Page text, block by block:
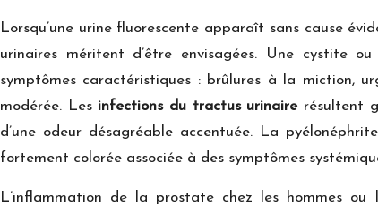
Lorsqu’une urine fluorescente apparaît sans cause
urinaires méritent d’être envisagées. Une cystite
symptômes caractéristiques : brûlures à la miction,
modérée. Les infections du tractus urinaire résultent
d’une odeur désagréable accentuée. La
fortement colorée associée à des symptômes
L’inflammation de la prostate chez les hommes ou